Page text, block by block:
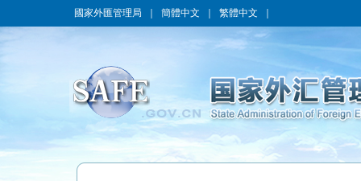
國家外匯管理局 簡體中文 繁體中文